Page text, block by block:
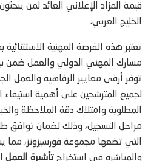
قيمة المزاد الإعلاني العائد لمن
الخليج العربي.
تعتبر هذه الفرصة المهنية الاستثنائية
مسارك المهني الدولي والعمل ضمن
لجميع المترشحين على أهمية استيفاء
المطلوبة وامتلاك دقة الملاحظة
مراحل التسجيل، وذلك لضمان توافق
التي تضعها مجموعة فورسيزونز، مما
والمباشرة في استخراج تأشيرة العمل